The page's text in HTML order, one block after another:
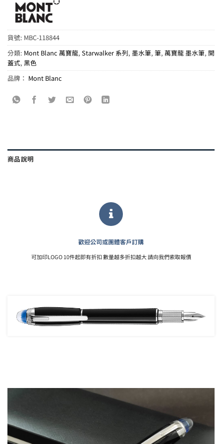
貨號: MBC-118844
分類: Mont Blanc 萬寶龍, Starwalker 系列, 墨水筆, 筆, 萬寶龍 墨水筆, 開
蓋式, 黑色
品牌： Mont Blanc
商品說明
歡迎公司或團體客戶訂購
可加印LOGO 10件起即有折扣 數量越多折扣越大 請向我們索取報價